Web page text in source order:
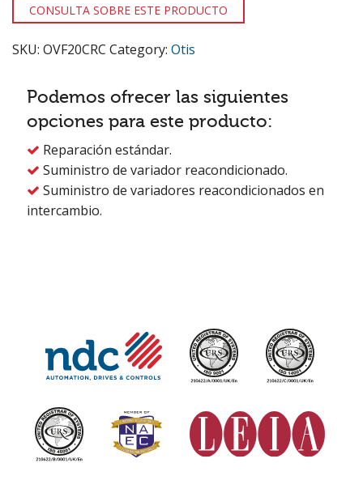
CONSULTA SOBRE ESTE PRODUCTO
SKU: OVF20CRC Category: Otis
Podemos ofrecer las siguientes
opciones para este producto:
 Reparación estándar.
 Suministro de variador reacondicionado.
 Suministro de variadores reacondicionados en
intercambio.